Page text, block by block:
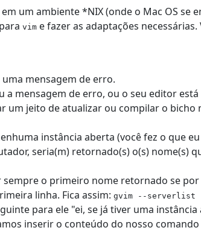
um ambiente *NIX (onde o Mac OS se
para vim e fazer as adaptações
mensagem de erro.
a mensagem de erro, ou o seu editor
um jeito de atualizar ou compilar o bicho
instância aberta (você fez o que
seria(m) retornado(s) o(s) nome(s)
o primeiro nome retornado se por
linha. Fica assim: gvim --serverlist
para ele "ei, se já tiver uma instância
inserir o conteúdo do nosso